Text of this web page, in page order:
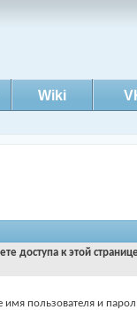
Wiki
доступа к этой
имя пользователя и